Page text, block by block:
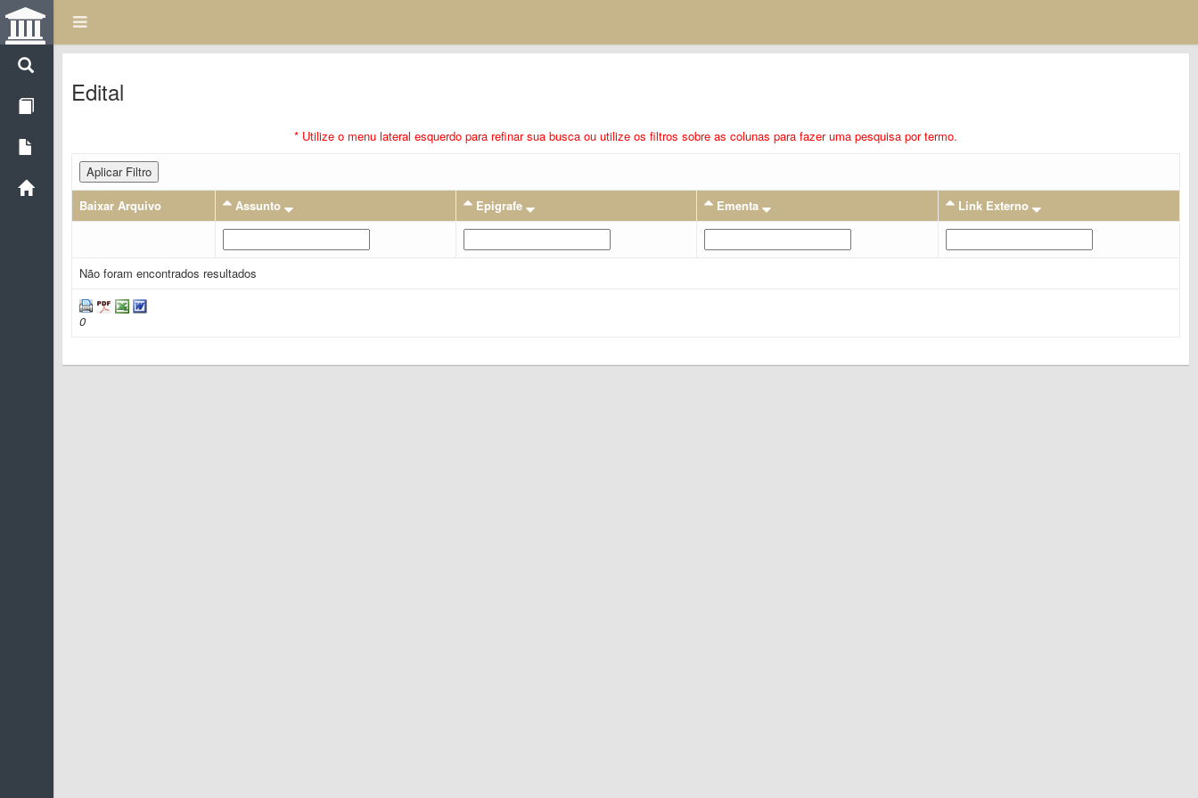
Edital
* Utilize o menu lateral esquerdo para refinar sua busca ou utilize os filtros sobre as colunas para fazer uma pesquisa por termo.
Aplicar Filtro
Baixar Arquivo
Assunto Epigrafe Ementa Link Externo
Não foram encontrados resultados
0